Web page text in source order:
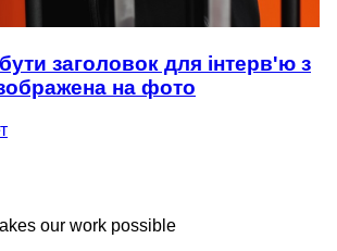
заголовок для інтерв'ю з
на фото
our work possible